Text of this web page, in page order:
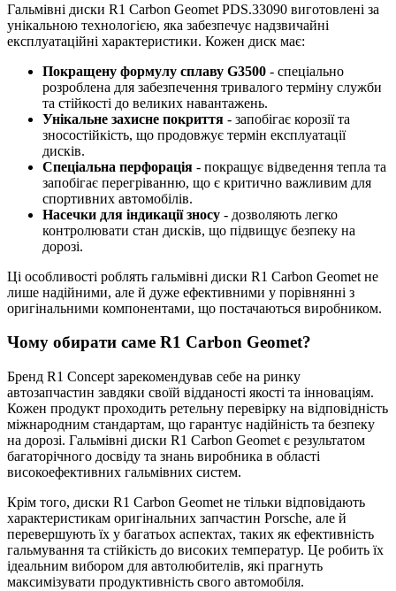
Гальмівні диски R1 Carbon Geomet PDS.33090 виготовлені за
унікальною технологією, яка забезпечує надзвичайні
експлуатаційні характеристики. Кожен диск має:
Покращену формулу сплаву G3500 - спеціально
розроблена для забезпечення тривалого терміну служби
та стійкості до великих навантажень.
Унікальне захисне покриття - запобігає корозії та
зносостійкість, що продовжує термін експлуатації
дисків.
Спеціальна перфорація - покращує відведення тепла та
запобігає перегріванню, що є критично важливим для
спортивних автомобілів.
Насечки для індикації зносу - дозволяють легко
контролювати стан дисків, що підвищує безпеку на
дорозі.
Ці особливості роблять гальмівні диски R1 Carbon Geomet не
лише надійними, але й дуже ефективними у порівнянні з
оригінальними компонентами, що постачаються виробником.
Чому обирати саме R1 Carbon Geomet?
Бренд R1 Concept зарекомендував себе на ринку
автозапчастин завдяки своїй відданості якості та інноваціям.
Кожен продукт проходить ретельну перевірку на відповідність
міжнародним стандартам, що гарантує надійність та безпеку
на дорозі. Гальмівні диски R1 Carbon Geomet є результатом
багаторічного досвіду та знань виробника в області
високоефективних гальмівних систем.
Крім того, диски R1 Carbon Geomet не тільки відповідають
характеристикам оригінальних запчастин Porsche, але й
перевершують їх у багатьох аспектах, таких як ефективність
гальмування та стійкість до високих температур. Це робить їх
ідеальним вибором для автолюбителів, які прагнуть
максимізувати продуктивність свого автомобіля.